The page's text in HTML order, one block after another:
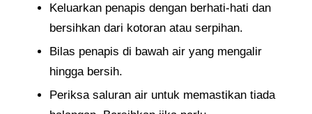
Keluarkan penapis dengan berhati-hati dan
bersihkan dari kotoran atau serpihan.
Bilas penapis di bawah air yang mengalir
hingga bersih.
Periksa saluran air untuk memastikan tiada